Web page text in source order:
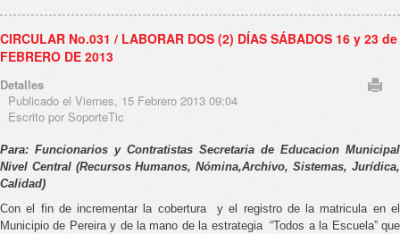
CIRCULAR No.031 / LABORAR DOS (2) DÍAS SÁBADOS 16 y 23 de
FEBRERO DE 2013
Detalles
Publicado el Viernes, 15 Febrero 2013 09:04
Escrito por SoporteTic
Para: Funcionarios y Contratistas Secretaria de Educacion Municipal
Nivel Central (Recursos Humanos, Nómina,Archivo, Sistemas, Jurídica,
Calidad)
Con el fin de incrementar la cobertura y el registro de la matricula en el
Municipio de Pereira y de la mano de la estrategia “Todos a la Escuela” que